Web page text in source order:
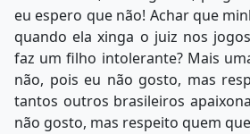
eu espero que não! Achar que
quando ela xinga o juiz nos
faz um filho intolerante? Mais
não, pois eu não gosto, mas
tantos outros brasileiros
não gosto, mas respeito quem